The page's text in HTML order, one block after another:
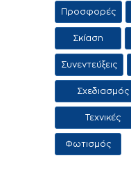
Προσφορές
Σκίαση
Συνεντεύξεις
Σχεδιασμός
πισίνας
Τεχνικές
Εφαρμογες
Φωτισμός